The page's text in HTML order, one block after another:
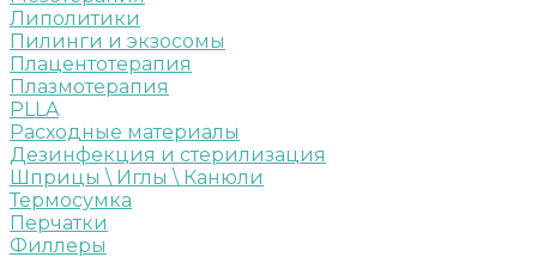
Липолитики
Пилинги и экзосомы
Плацентотерапия
Плазмотерапия
PLLA
Расходные материалы
Дезинфекция и стерилизация
Шприцы \ Иглы \ Канюли
Термосумка
Перчатки
Филлеры